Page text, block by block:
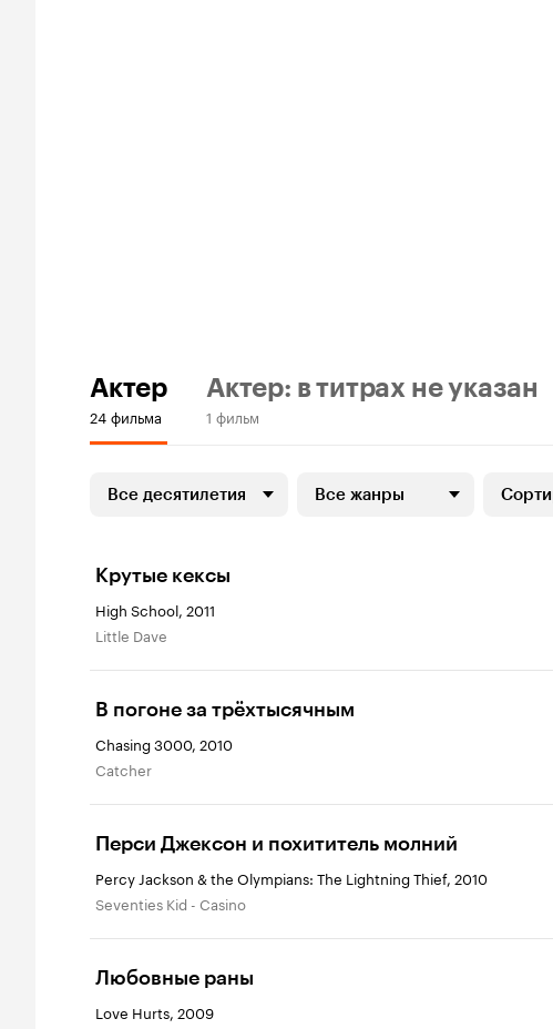
Актер
24 фильма
Актер: в титрах не указан
1 фильм
Все десятилетия Все жанры
Крутые кексы
High School, 2011
Little Dave
В погоне за трёхтысячным
Chasing 3000, 2010
Catcher
Перси Джексон и похититель молний
Percy Jackson & the Olympians: The Lightning Thief, 2010
Seventies Kid - Casino
Любовные раны
Love Hurts, 2009